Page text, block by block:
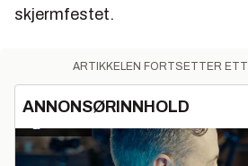
skjermfestet.
ARTIKKELEN FORTSETTER
ANNONSØRINNHOLD